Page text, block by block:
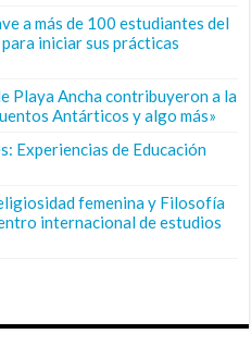
a más de 100 estudiantes del
iniciar sus prácticas
Playa Ancha contribuyeron a la
Antárticos y algo más»
Experiencias de Educación
femenina y Filosofía
internacional de estudios